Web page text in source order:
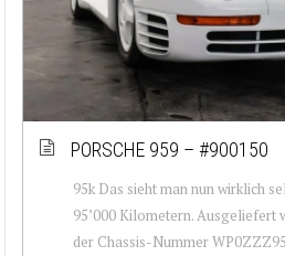
PORSCHE 959 – #900150
95k Das sieht man nun wirklich
95’000 Kilometern. Ausgeliefert
der Chassis-Nummer